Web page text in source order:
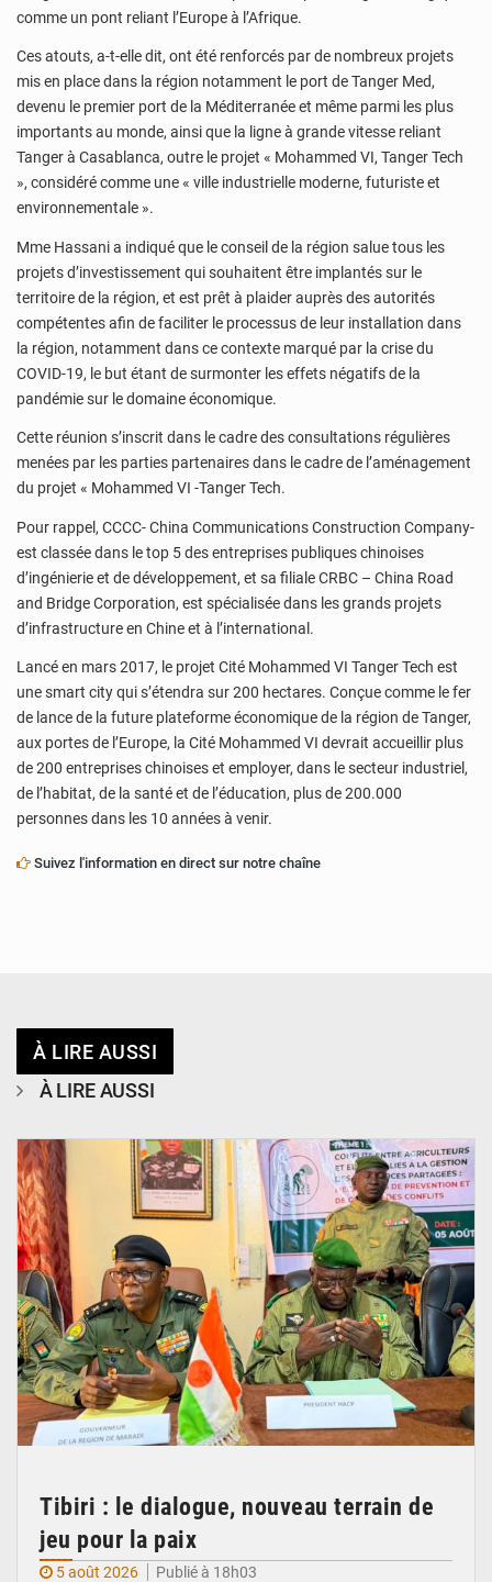
comme un pont reliant l’Europe à l’Afrique.
Ces atouts, a-t-elle dit, ont été renforcés par de nombreux projets
mis en place dans la région notamment le port de Tanger Med,
devenu le premier port de la Méditerranée et même parmi les plus
importants au monde, ainsi que la ligne à grande vitesse reliant
Tanger à Casablanca, outre le projet « Mohammed VI, Tanger Tech
», considéré comme une « ville industrielle moderne, futuriste et
environnementale ».
Mme Hassani a indiqué que le conseil de la région salue tous les
projets d’investissement qui souhaitent être implantés sur le
territoire de la région, et est prêt à plaider auprès des autorités
compétentes afin de faciliter le processus de leur installation dans
la région, notamment dans ce contexte marqué par la crise du
COVID-19, le but étant de surmonter les effets négatifs de la
pandémie sur le domaine économique.
Cette réunion s’inscrit dans le cadre des consultations régulières
menées par les parties partenaires dans le cadre de l’aménagement
du projet « Mohammed VI -Tanger Tech.
Pour rappel, CCCC- China Communications Construction Company-
est classée dans le top 5 des entreprises publiques chinoises
d’ingénierie et de développement, et sa filiale CRBC – China Road
and Bridge Corporation, est spécialisée dans les grands projets
d’infrastructure en Chine et à l’international.
Lancé en mars 2017, le projet Cité Mohammed VI Tanger Tech est
une smart city qui s’étendra sur 200 hectares. Conçue comme le fer
de lance de la future plateforme économique de la région de Tanger,
aux portes de l’Europe, la Cité Mohammed VI devrait accueillir plus
de 200 entreprises chinoises et employer, dans le secteur industriel,
de l’habitat, de la santé et de l’éducation, plus de 200.000
personnes dans les 10 années à venir.
Suivez l'information en direct sur notre chaîne
À LIRE AUSSI
À LIRE AUSSI
Tibiri : le dialogue, nouveau terrain de
jeu pour la paix
5 août 2026
Publié à 18h03